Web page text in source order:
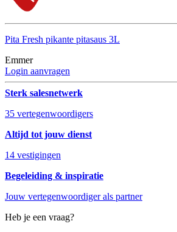
Pita Fresh pikante pitasaus 3L
Emmer
Login aanvragen
Sterk salesnetwerk
35 vertegenwoordigers
Altijd tot jouw dienst
14 vestigingen
Begeleiding & inspiratie
Jouw vertegenwoordiger als partner
Heb je een vraag?